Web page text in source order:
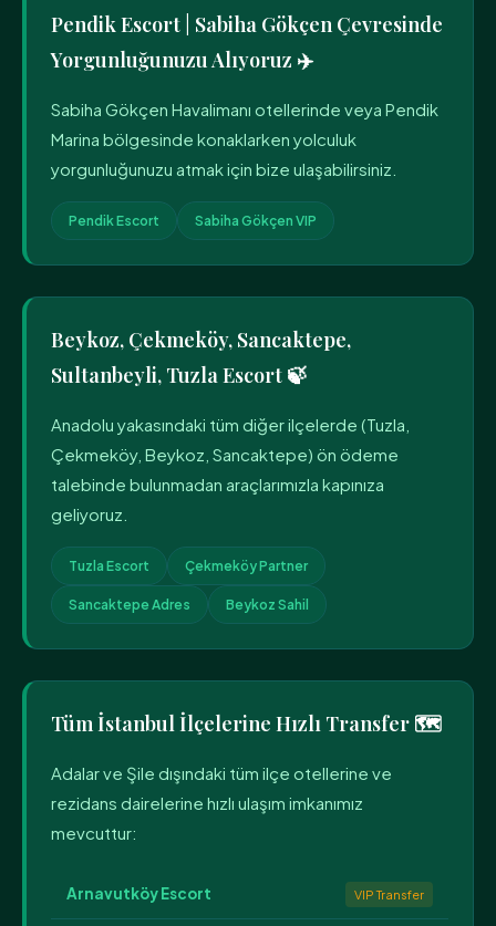
Pendik Escort | Sabiha Gökçen Çevresinde
Yorgunluğunuzu Alıyoruz ✈️
Sabiha Gökçen Havalimanı otellerinde veya Pendik
Marina bölgesinde konaklarken yolculuk
yorgunluğunuzu atmak için bize ulaşabilirsiniz.
Pendik Escort Sabiha Gökçen VIP
Beykoz, Çekmeköy, Sancaktepe,
Sultanbeyli, Tuzla Escort 🍃
Anadolu yakasındaki tüm diğer ilçelerde (Tuzla,
Çekmeköy, Beykoz, Sancaktepe) ön ödeme
talebinde bulunmadan araçlarımızla kapınıza
geliyoruz.
Tuzla Escort Çekmeköy Partner
Sancaktepe Adres Beykoz Sahil
Tüm İstanbul İlçelerine Hızlı Transfer 🗺️
Adalar ve Şile dışındaki tüm ilçe otellerine ve
rezidans dairelerine hızlı ulaşım imkanımız
mevcuttur:
Arnavutköy Escort VIP Transfer